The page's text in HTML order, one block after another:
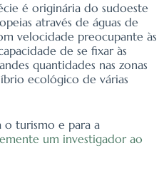
é originária do sudoeste
através de águas de
velocidade preocupante às
de se fixar às
quantidades nas zonas
ecológico de várias
o turismo e para a
um investigador ao